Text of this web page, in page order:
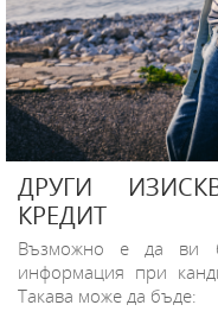
ДРУГИ
КРЕДИТ
Възможно е да ви
информация при
Такава може да бъде: